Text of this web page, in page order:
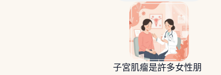
子宮肌瘤是許多女性朋